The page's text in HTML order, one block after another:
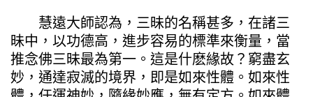
慧遠大師認為，三昧的名稱甚多，在諸三
昧中，以功德高，進步容易的標準來衡量，當
推念佛三昧最為第一。這是什麽緣故？窮盡玄
妙，通達寂滅的境界，即是如來性體。如來性